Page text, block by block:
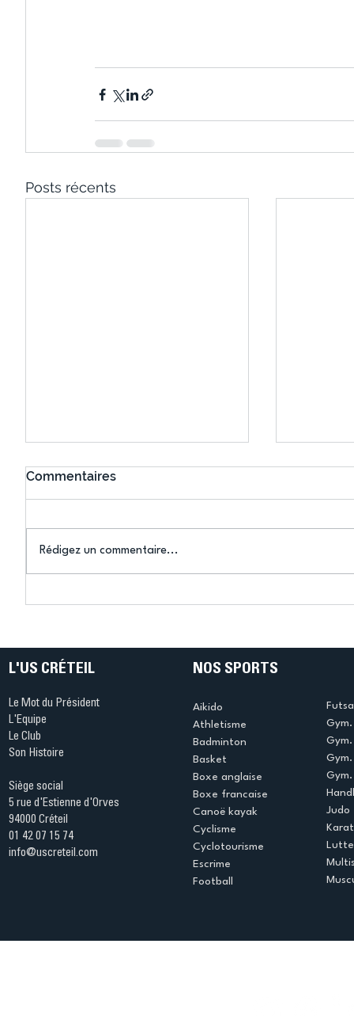
Posts récents
Commentaires
Rédigez un commentaire...
L'US CRÉTEIL
Le Mot du Président
L'Equipe
Le Club
Son Histoire
Siège social
5 rue d'Estienne d'Orves
94000 Créteil
01 42 07 15 74
info@uscreteil.com
NOS SPORTS
Aikido
Athletisme
Badminton
Basket
Boxe anglaise
Boxe francaise
Canoë kayak
Cyclisme
Cyclotourisme
Escrime
Football
Judo
Lutte